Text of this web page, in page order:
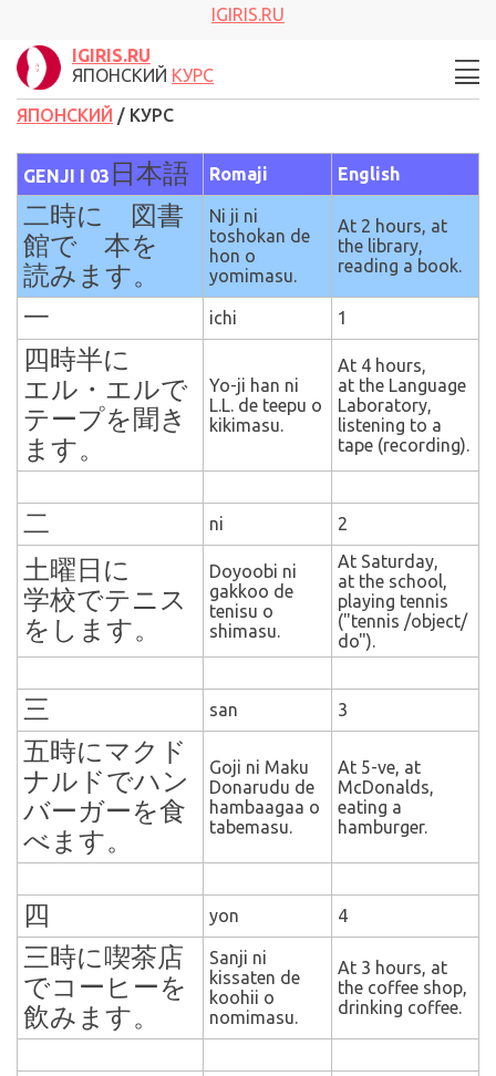
IGIRIS.RU
IGIRIS.RU
ЯПОНСКИЙ КУРС
ЯПОНСКИЙ / КУРС
GENJI I 03 日本語 Romaji English
二時に 図書
館で 本を
読みます。
Ni ji ni
toshokan de
hon o
yomimasu.
At 2 hours, at
the library,
reading a book.
一 ichi 1
四時半に
エル・エルで
テープを聞き
ます。
Yo-ji han ni
L.L. de teepu o
kikimasu.
At 4 hours,
at the Language
Laboratory,
listening to a
tape (recording).
二 ni 2
土曜日に
学校でテニス
をします。
Doyoobi ni
gakkoo de
tenisu o
shimasu.
At Saturday,
at the school,
playing tennis
("tennis /object/
do").
三 san 3
五時にマクド
ナルドでハン
バーガーを食
べます。
Goji ni Maku
Donarudu de
hambaagaa o
tabemasu.
At 5-ve, at
McDonalds,
eating a
hamburger.
四 yon 4
三時に喫茶店
でコーヒーを
飲みます。
Sanji ni
kissaten de
koohii o
nomimasu.
At 3 hours, at
the coffee shop,
drinking coffee.